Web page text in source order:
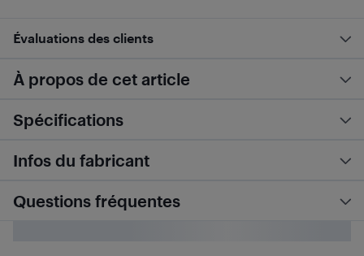
Évaluations des clients
À propos de cet article
Spécifications
Infos du fabricant
Questions fréquentes